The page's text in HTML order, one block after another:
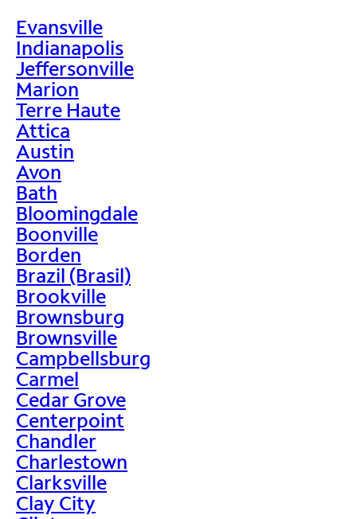
Evansville
Indianapolis
Jeffersonville
Marion
Terre Haute
Attica
Austin
Avon
Bath
Bloomingdale
Boonville
Borden
Brazil (Brasil)
Brookville
Brownsburg
Brownsville
Campbellsburg
Carmel
Cedar Grove
Centerpoint
Chandler
Charlestown
Clarksville
Clay City